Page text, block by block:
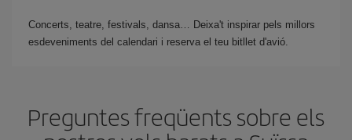
Concerts, teatre, festivals, dansa… Deixa't inspirar pels millors
esdeveniments del calendari i reserva el teu bitllet d'avió.
Preguntes freqüents sobre els